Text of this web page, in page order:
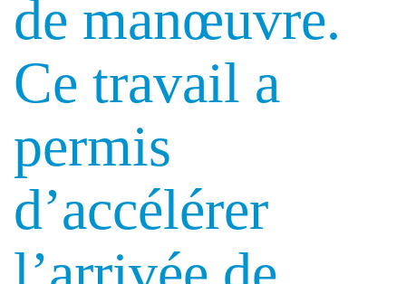
de manœuvre.
Ce travail a
permis
d’accélérer